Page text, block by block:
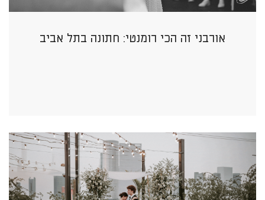
אורבני זה הכי רומנטי: חתונה בתל אביב